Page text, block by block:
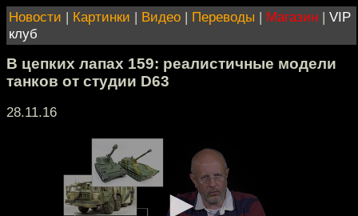
Новости | Картинки | Видео | Переводы | Магазин | VIP
клуб
В цепких лапах 159: реалистичные модели
танков от студии D63
28.11.16